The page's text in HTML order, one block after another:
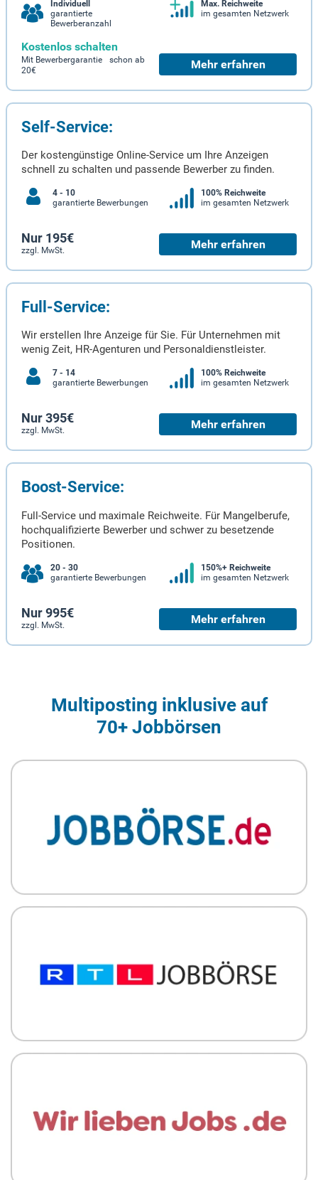
Individuell
garantierte
Bewerberanzahl
Max. Reichweite
im gesamten Netzwerk
Kostenlos schalten
Mit Bewerbergarantie schon ab
20€
Mehr erfahren
Self-Service:
Der kostengünstige Online-Service um Ihre Anzeigen
schnell zu schalten und passende Bewerber zu finden.
4 - 10
garantierte Bewerbungen
100% Reichweite
im gesamten Netzwerk
Nur 195€
zzgl. MwSt. Mehr erfahren
Full-Service:
Wir erstellen Ihre Anzeige für Sie. Für Unternehmen mit
wenig Zeit, HR-Agenturen und Personaldienstleister.
7 - 14
garantierte Bewerbungen
100% Reichweite
im gesamten Netzwerk
Nur 395€
zzgl. MwSt. Mehr erfahren
Boost-Service:
Full-Service und maximale Reichweite. Für Mangelberufe,
hochqualifizierte Bewerber und schwer zu besetzende
Positionen.
20 - 30
garantierte Bewerbungen
150%+ Reichweite
im gesamten Netzwerk
Nur 995€
zzgl. MwSt. Mehr erfahren
Multiposting inklusive auf
70+ Jobbörsen